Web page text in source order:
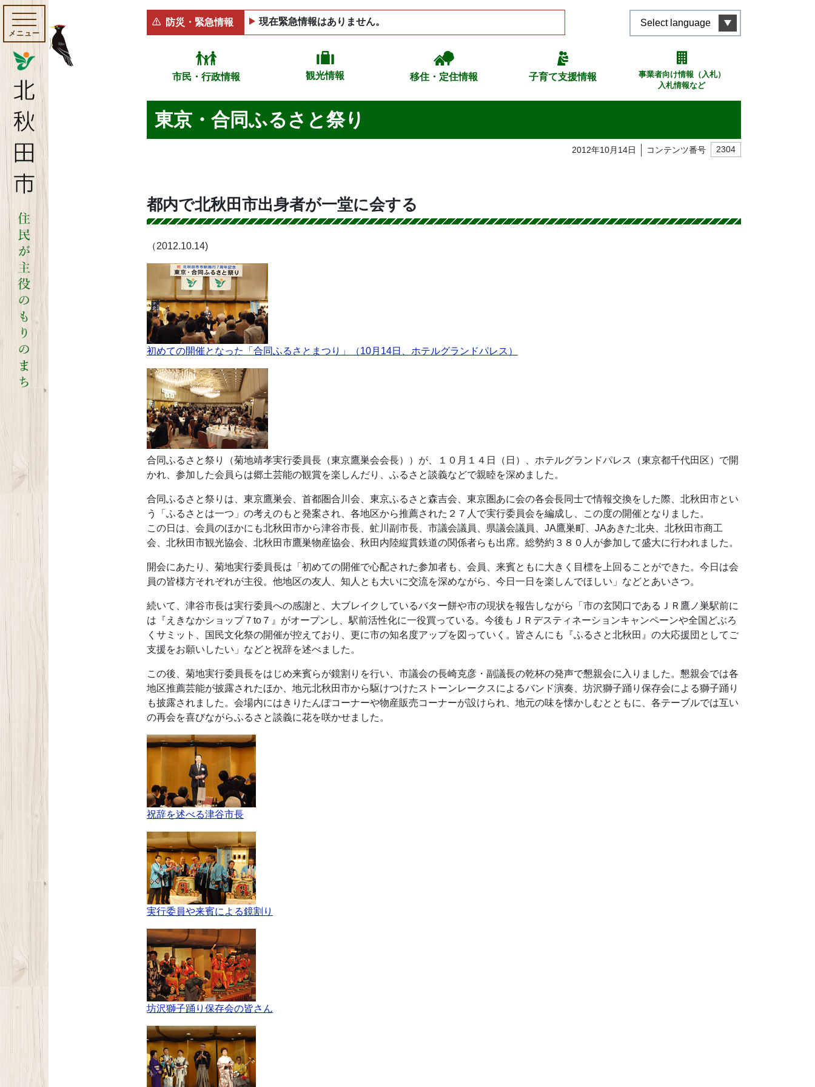
メニュー
防災・緊急情報 現在緊急情報はありません。 Select language
市民・行政情報 観光情報 移住・定住情報 子育て支援情報
事業者向け情報（入札）
入札情報など
東京・合同ふるさと祭り
2012年10月14日 コンテンツ番号 2304
都内で北秋田市出身者が一堂に会する
（2012.10.14)
初めての開催となった「合同ふるさとまつり」（10月14日、ホテルグランドパレス）
合同ふるさと祭り（菊地靖孝実行委員長（東京鷹巣会会長））が、１０月１４日（日）、ホテルグランドパレス（東京都千代田区）で開
かれ、参加した会員らは郷土芸能の観賞を楽しんだり、ふるさと談義などで親睦を深めました。
合同ふるさと祭りは、東京鷹巣会、首都圏合川会、東京ふるさと森吉会、東京圏あに会の各会長同士で情報交換をした際、北秋田市とい
う「ふるさとは一つ」の考えのもと発案され、各地区から推薦された２７人で実行委員会を編成し、この度の開催となりました。
この日は、会員のほかにも北秋田市から津谷市長、虻川副市長、市議会議員、県議会議員、JA鷹巣町、JAあきた北央、北秋田市商工
会、北秋田市観光協会、北秋田市鷹巣物産協会、秋田内陸縦貫鉄道の関係者らも出席。総勢約３８０人が参加して盛大に行われました。
開会にあたり、菊地実行委員長は「初めての開催で心配された参加者も、会員、来賓ともに大きく目標を上回ることができた。今日は会
員の皆様方それぞれが主役。他地区の友人、知人とも大いに交流を深めながら、今日一日を楽しんでほしい」などとあいさつ。
続いて、津谷市長は実行委員への感謝と、大ブレイクしているバター餅や市の現状を報告しながら「市の玄関口であるＪＲ鷹ノ巣駅前に
は『えきなかショップ７to７』がオープンし、駅前活性化に一役買っている。今後もＪＲデスティネーションキャンペーンや全国どぶろ
くサミット、国民文化祭の開催が控えており、更に市の知名度アップを図っていく。皆さんにも『ふるさと北秋田』の大応援団としてご
支援をお願いしたい」などと祝辞を述べました。
この後、菊地実行委員長をはじめ来賓らが鏡割りを行い、市議会の長崎克彦・副議長の乾杯の発声で懇親会に入りました。懇親会では各
地区推薦芸能が披露されたほか、地元北秋田市から駆けつけたストーンレークスによるバンド演奏、坊沢獅子踊り保存会による獅子踊り
も披露されました。会場内にはきりたんぽコーナーや物産販売コーナーが設けられ、地元の味を懐かしむとともに、各テーブルでは互い
の再会を喜びながらふるさと談義に花を咲かせました。
祝辞を述べる津谷市長
実行委員や来賓による鏡割り
坊沢獅子踊り保存会の皆さん